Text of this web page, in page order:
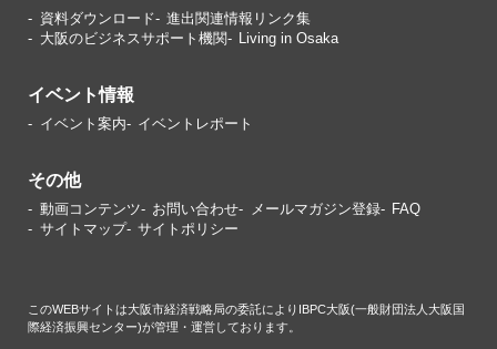
資料ダウンロード
進出関連情報リンク集
大阪のビジネスサポート機関
Living in Osaka
イベント情報
イベント案内 イベントレポート
その他
動画コンテンツ お問い合わせ メールマガジン登録
FAQ
サイトマップ
サイトポリシー
このWEBサイトは大阪市経済戦略局の委託によりIBPC大阪(一般財団法人大阪国
際経済振興センター)が管理・運営しております。